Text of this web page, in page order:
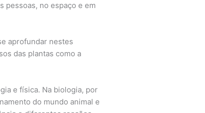
pessoas, no espaço e em
aprofundar nestes
das plantas como a
e física. Na biologia, por
do mundo animal e